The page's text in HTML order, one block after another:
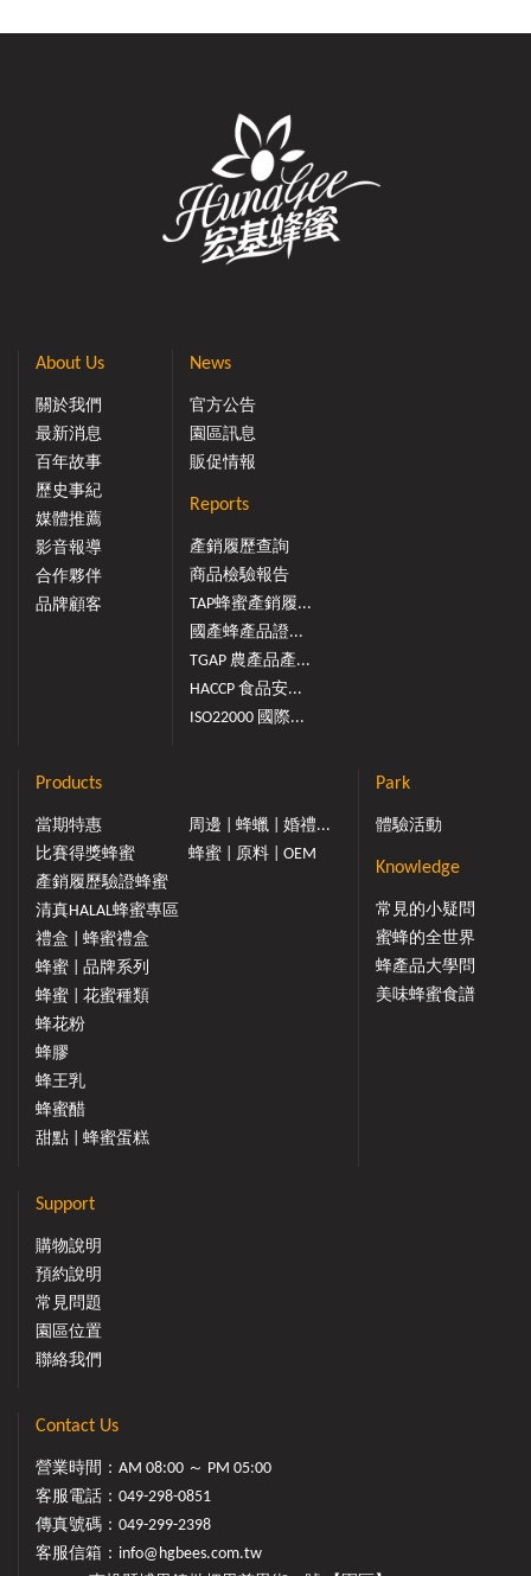
About Us
關於我們
最新消息
百年故事
歷史事紀
媒體推薦
影音報導
合作夥伴
品牌顧客
News
官方公告
園區訊息
販促情報
Reports
產銷履歷查詢
商品檢驗報告
TAP蜂蜜產銷履...
國產蜂產品證...
TGAP 農產品產...
HACCP 食品安...
ISO22000 國際...
Products
當期特惠
比賽得獎蜂蜜
產銷履歷驗證蜂蜜
清真HALAL蜂蜜專區
禮盒 | 蜂蜜禮盒
蜂蜜 | 品牌系列
蜂蜜 | 花蜜種類
蜂花粉
蜂膠
蜂王乳
蜂蜜醋
甜點 | 蜂蜜蛋糕
周邊 | 蜂蠟 | 婚禮...
蜂蜜 | 原料 | OEM
Park
體驗活動
Knowledge
常見的小疑問
蜜蜂的全世界
蜂產品大學問
美味蜂蜜食譜
Support
購物說明
預約說明
常見問題
園區位置
聯絡我們
Contact Us
營業時間：AM 08:00 ～ PM 05:00
客服電話： 049-298-0851
傳真號碼：049-299-2398
客服信箱： info@hgbees.com.tw